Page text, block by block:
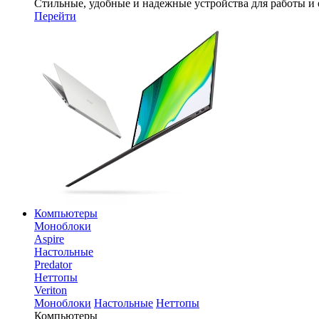
Стильные, удобные и надежные устройства для работы и
Перейти
Компьютеры
Моноблоки
Aspire
Настольные
Predator
Неттопы
Veriton
Моноблоки Настольные Неттопы
Компьютеры